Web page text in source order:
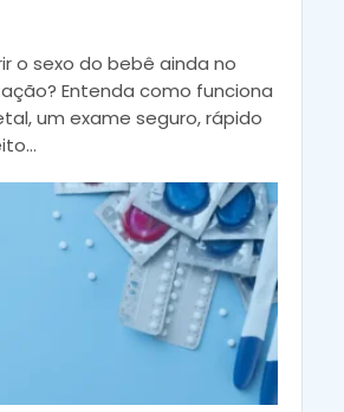
o sexo do bebê ainda no
Entenda como funciona
um exame seguro, rápido